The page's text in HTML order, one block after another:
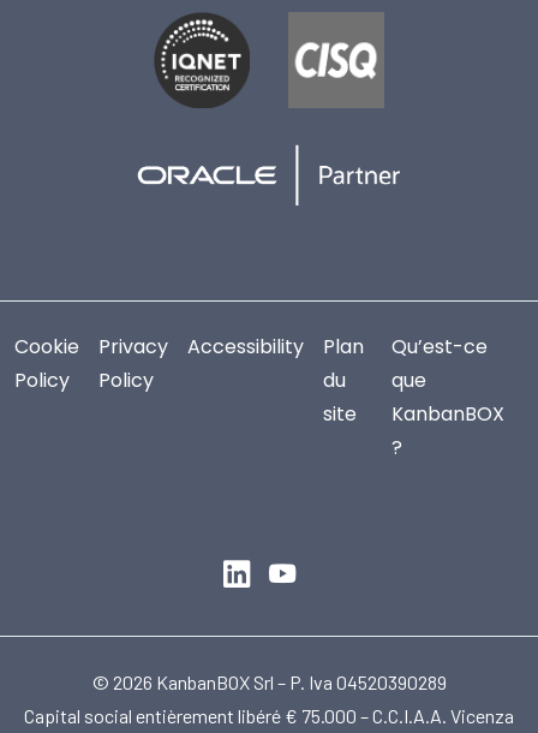
Cookie
Policy
Privacy
Policy
Accessibility
Plan
du
site
Qu’est-ce
que
KanbanBOX
?
© 2026 KanbanBOX Srl – P. Iva 04520390289
Capital social entièrement libéré € 75.000 – C.C.I.A.A. Vicenza